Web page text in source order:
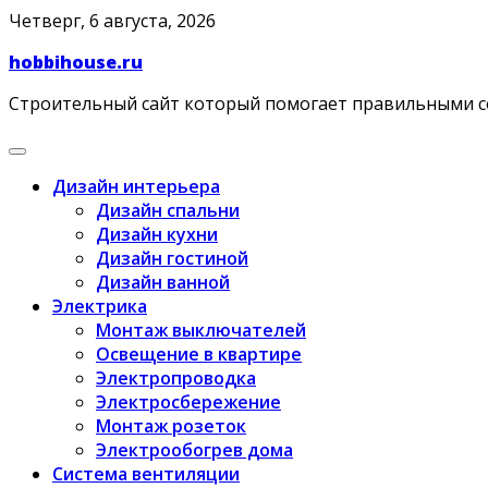
Skip
content
Четверг, 6 августа, 2026
hobbihouse.ru
Строительный сайт который помогает правильными
Дизайн интерьера
Дизайн спальни
Дизайн кухни
Дизайн гостиной
Дизайн ванной
Электрика
Монтаж выключателей
Освещение в квартире
Электропроводка
Электросбережение
Монтаж розеток
Электрообогрев дома
Система вентиляции